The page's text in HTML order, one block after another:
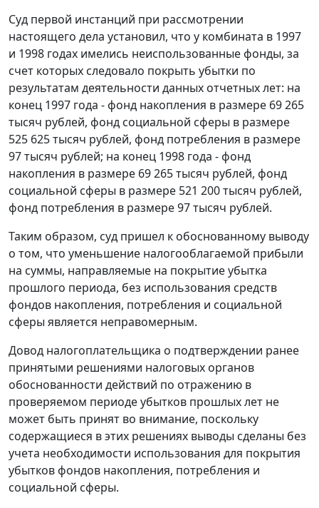
Суд первой инстанций при рассмотрении
настоящего дела установил, что у комбината в 1997
и 1998 годах имелись неиспользованные фонды, за
счет которых следовало покрыть убытки по
результатам деятельности данных отчетных лет: на
конец 1997 года - фонд накопления в размере 69 265
тысяч рублей, фонд социальной сферы в размере
525 625 тысяч рублей, фонд потребления в размере
97 тысяч рублей; на конец 1998 года - фонд
накопления в размере 69 265 тысяч рублей, фонд
социальной сферы в размере 521 200 тысяч рублей,
фонд потребления в размере 97 тысяч рублей.
Таким образом, суд пришел к обоснованному выводу
о том, что уменьшение налогооблагаемой прибыли
на суммы, направляемые на покрытие убытка
прошлого периода, без использования средств
фондов накопления, потребления и социальной
сферы является неправомерным.
Довод налогоплательщика о подтверждении ранее
принятыми решениями налоговых органов
обоснованности действий по отражению в
проверяемом периоде убытков прошлых лет не
может быть принят во внимание, поскольку
содержащиеся в этих решениях выводы сделаны без
учета необходимости использования для покрытия
убытков фондов накопления, потребления и
социальной сферы.